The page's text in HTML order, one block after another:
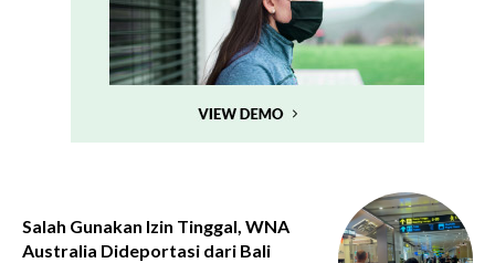
Salah Gunakan Izin Tinggal, WNA
Australia Dideportasi dari Bali